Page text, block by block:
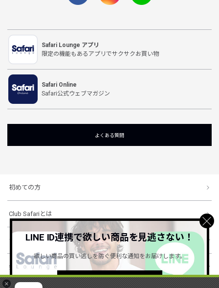
×
Safari Lounge アプリ
限定の機能もあるアプリでサクサクお買い物
Safari Online
Safari公式ウェブマガジン
よくある質問
初めての方
Club Safariとは
ショッピングガイド
会社概要・規約
LINE ID連携で欲しい商品を見逃さない！
欲しい商品の買い逃しを防ぐ便利な通知をお届けします。
詳しくはこちら ＞